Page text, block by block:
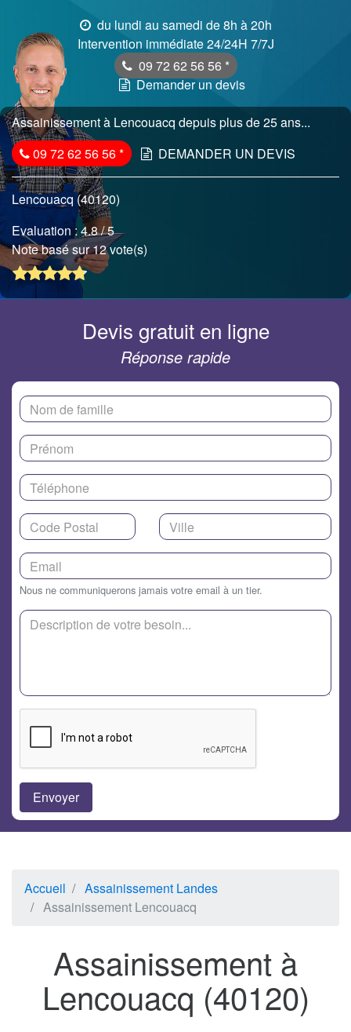
du lundi au samedi de 8h à 20h
Intervention immédiate 24/24H 7/7J
09 72 62 56 56 *
Demander un devis
Assainissement à Lencouacq depuis plus de 25 ans...
09 72 62 56 56* DEMANDER UN DEVIS
Lencouacq (40120)
Evaluation :4.8/ 5
Note basé sur 12 vote(s)
Devis gratuit en ligne
Réponse rapide
Nous ne communiquerons jamais votre email à un tier.
Accueil
Assainissement Landes
Assainissement Lencouacq
Assainissement à
Lencouacq (40120)